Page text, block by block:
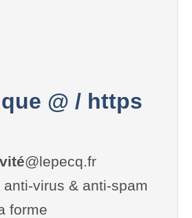
@ / https
@lepecq.fr
virus & anti-spam
forme